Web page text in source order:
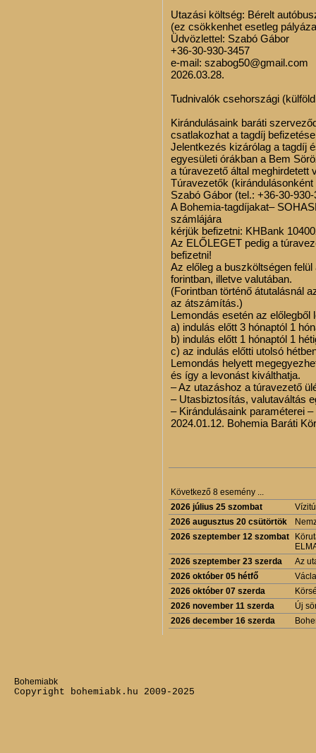
Utazási költség: Bérelt
(ez csökkenhet esetleg
Üdvözlettel: Szabó Gábor
+36-30-930-3457
e-mail: szabog50@gmail.com
2026.03.28.
Tudnivalók csehországi
Kirándulásaink baráti
csatlakozhat a tagdíj
Jelentkezés kizárólag a tagdíj
egyesületi órákban a Bem
a túravezető által meghirdetett
Túravezetők
Szabó Gábor (tel.: +36-30-
A Bohemia-tagdíjakat–
számlájára
kérjük befizetni: KHBank
Az ELŐLEGET pedig a
befizetni!
Az előleg a buszköltségen
forintban, illetve valutában.
(Forintban történő átutalásnál
az átszámítás.)
Lemondás esetén az előlegből
a) indulás előtt 3 hónaptól 1
b) indulás előtt 1 hónaptól 1
c) az indulás előtti utolsó
Lemondás helyett
és így a levonást kiválthatja.
– Az utazáshoz a túravezető
– Utasbiztosítás, valutaváltás
– Kirándulásaink paraméterei
2024.01.12. Bohemia Baráti
Következő 8 esemény ...
2026 július 25 szombat
2026 augusztus 20 csütörtök
2026 szeptember 12 szombat
2026 szeptember 23 szerda
Az
2026 október 05 hétfő
2026 október 07 szerda
2026 november 11 szerda
Új
2026 december 16 szerda
Bohemiabk
Copyright bohemiabk.hu 2009-2025